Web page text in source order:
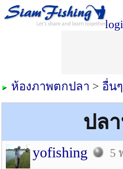
ห้องภาพตกปลา > อื่นๆ
ปล
yofishing 5